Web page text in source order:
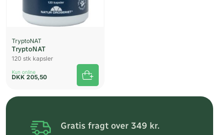
TryptoNAT
TryptoNAT
120 stk kapsler
Kun online
DKK 205,50
Gratis fragt over 349 kr.